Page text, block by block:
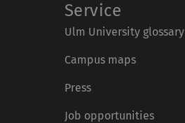
Service
Ulm University glossary
Campus maps
Press
Job opportunities